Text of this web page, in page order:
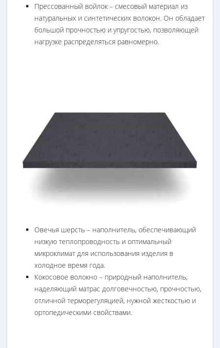
Прессованный войлок – смесовый материал из
натуральных и синтетических волокон. Он обладает
большой прочностью и упругостью, позволяющей
нагрузке распределяться равномерно.
Овечья шерсть – наполнитель, обеспечивающий
низкую теплопроводность и оптимальный
микроклимат для использования изделия в
холодное время года.
Кокосовое волокно – природный наполнитель,
наделяющий матрас долговечностью, прочностью,
отличной терморегуляцией, нужной жесткостью и
ортопедическими свойствами.